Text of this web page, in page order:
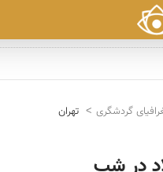
گردشگری تهران